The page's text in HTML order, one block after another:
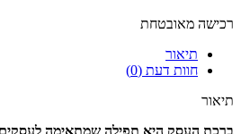
רכישה מאובטחת
תיאור
חוות דעת (0)
תיאור
ברכת העסק היא תפילה שמתאימה